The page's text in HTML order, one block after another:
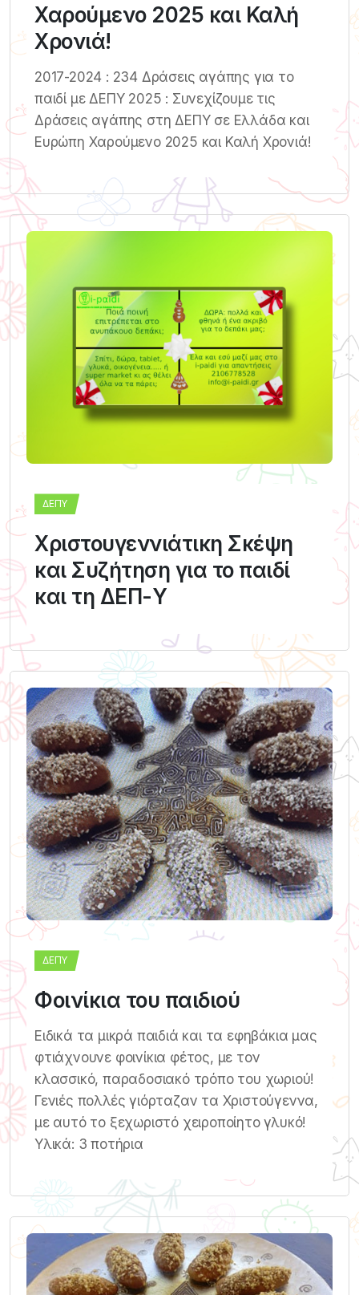
Χαρούμενο 2025 και Καλή
Χρονιά!
2017-2024 : 234 Δράσεις αγάπης για το
παιδί με ΔΕΠΥ 2025 : Συνεχίζουμε τις
Δράσεις αγάπης στη ΔΕΠΥ σε Ελλάδα και
Ευρώπη Χαρούμενο 2025 και Καλή Χρονιά!
ΔΕΠΥ
Χριστουγεννιάτικη Σκέψη
και Συζήτηση για το παιδί
και τη ΔΕΠ-Υ
ΔΕΠΥ
Φοινίκια του παιδιού
Ειδικά τα μικρά παιδιά και τα εφηβάκια μας
φτιάχνουνε φοινίκια φέτος, με τον
κλασσικό, παραδοσιακό τρόπο του χωριού!
Γενιές πολλές γιόρταζαν τα Χριστούγεννα,
με αυτό το ξεχωριστό χειροποίητο γλυκό!
Υλικά: 3 ποτήρια